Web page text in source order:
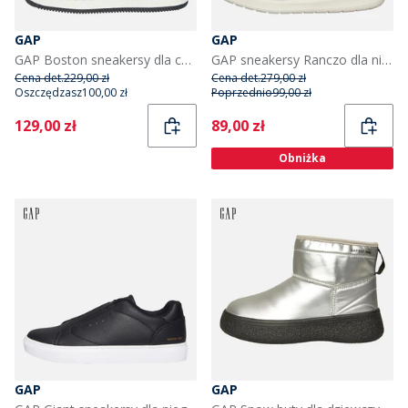
GAP
GAP Boston sneakersy dla chłopca kolor granatowy/czerwony
Cena det.229,00 zł
Oszczędzasz100,00 zł
Current
129,00 zł
GAP
GAP sneakersy Ranczo dla niego kolor Navy
Cena det.279,00 zł
Poprzednio99,00 zł
Current
89,00 zł
Obniżka
GAP
GAP